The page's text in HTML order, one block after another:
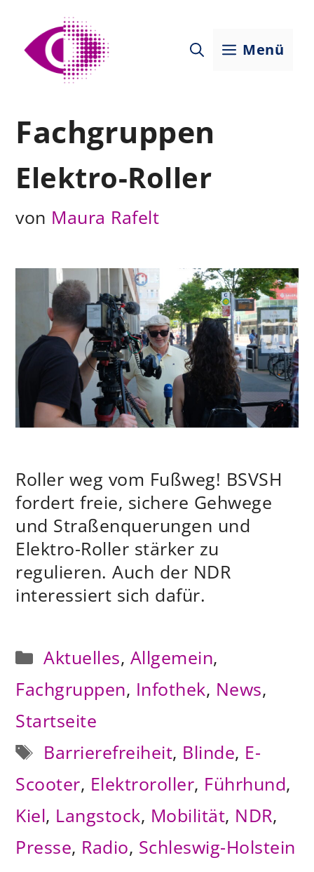
Inhalt
springen
Menü
Fachgruppen
Elektro-Roller
von Maura Rafelt
Roller weg vom Fußweg! BSVSH
fordert freie, sichere Gehwege
und Straßenquerungen und
Elektro-Roller stärker zu
regulieren. Auch der NDR
interessiert sich dafür.
Kategorien
Aktuelles, Allgemein,
Fachgruppen, Infothek, News,
Startseite
Schlagwörter
Barrierefreiheit, Blinde, E-
Scooter, Elektroroller, Führhund,
Kiel, Langstock, Mobilität, NDR,
Presse, Radio, Schleswig-Holstein